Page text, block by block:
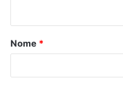
á
r
Nome *